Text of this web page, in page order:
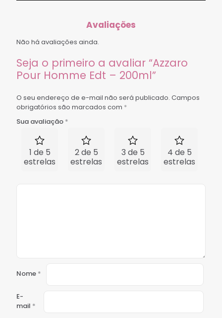
Avaliações
Não há avaliações ainda.
Seja o primeiro a avaliar “Azzaro
Pour Homme Edt – 200ml”
O seu endereço de e-mail não será publicado. Campos
obrigatórios são marcados com *
Sua avaliação *
1 de 5
estrelas
2 de 5
estrelas
3 de 5
estrelas
4 de 5
estrelas
Nome *
E-
mail *